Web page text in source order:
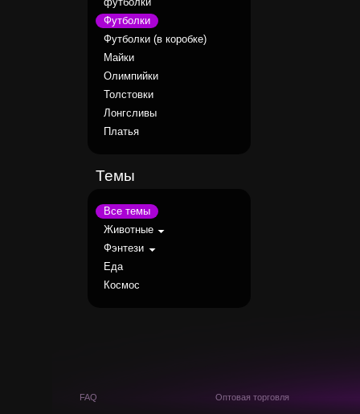
футболки
Футболки
Футболки (в коробке)
Майки
Олимпийки
Толстовки
Лонгсливы
Платья
Темы
Все темы
Животные
Фэнтези
Еда
Космос
FAQ Оптовая торговля